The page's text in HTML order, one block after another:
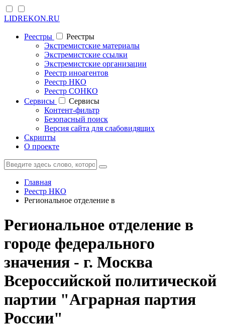
LIDREKON.RU
Реестры
Реестры
Экстремистские материалы
Экстремистские ссылки
Экстремистские организации
Реестр иноагентов
Реестр НКО
Реестр СОНКО
Cервисы
Cервисы
Контент-фильтр
Безопасный поиск
Версия сайта для слабовидящих
Скрипты
О проекте
Главная
Реестр НКО
Региональное отделение в
Региональное отделение в
городе федерального
значения - г. Москва
Всероссийской политической
партии "Аграрная партия
России"